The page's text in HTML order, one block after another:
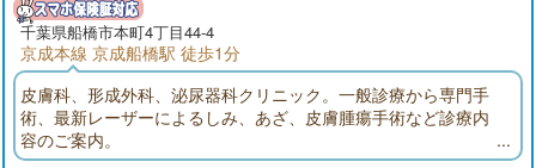
千葉県船橋市本町4丁目44-4
京成本線 京成船橋駅 徒歩1分
皮膚科、形成外科、泌尿器科クリニック。一般診療から専門手
術、最新レーザーによるしみ、あざ、皮膚腫瘍手術など診療内
容のご案内。